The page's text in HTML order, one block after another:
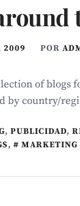
2009 POR
of blogs
by country/
,PUBLICIDAD,
, MARKETING